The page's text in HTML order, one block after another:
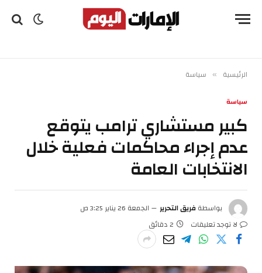
الرئيسية » سياسة
سياسة
كبير مستشاري ترامب يتوقع
عدم إجراء محاكمات فعلية خلال
الانتخابات العامة
بواسطةفريق التحرير
الجمعة 26 يناير 3:25 ص
لا توجد تعليقات
2 دقائق